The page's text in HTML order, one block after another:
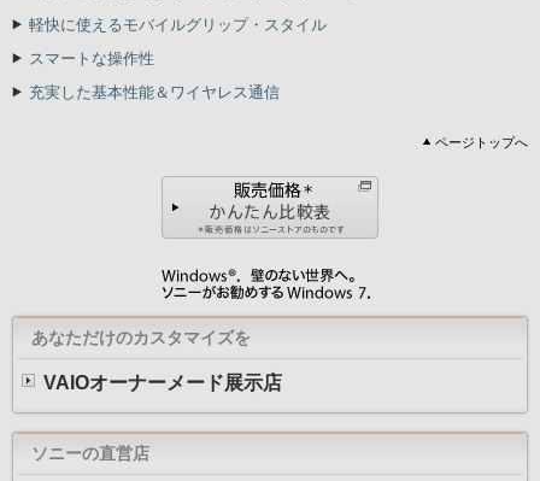
軽快に使えるモバイルグリップ・スタイル
スマートな操作性
充実した基本性能＆ワイヤレス通信
ページトップへ
あなただけのカスタマイズを
VAIOオーナーメード展示店
ソニーの直営店